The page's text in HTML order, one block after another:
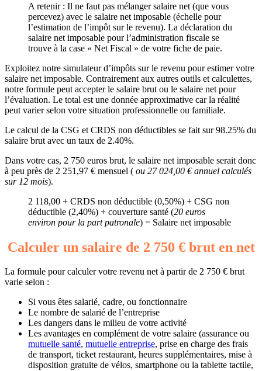
A retenir : Il ne faut pas mélanger salaire net (que vous
percevez) avec le salaire net imposable (échelle pour
l’estimation de l’impôt sur le revenu). La déclaration du
salaire net imposable pour l’administration fiscale se
trouve à la case « Net Fiscal » de votre fiche de paie.
Exploitez notre simulateur d’impôts sur le revenu pour estimer votre
salaire net imposable. Contrairement aux autres outils et calculettes,
notre formule peut accepter le salaire brut ou le salaire net pour
l’évaluation. Le total est une donnée approximative car la réalité
peut varier selon votre situation professionnelle ou familiale.
Le calcul de la CSG et CRDS non déductibles se fait sur 98.25% du
salaire brut avec un taux de 2.40%.
Dans votre cas, 2 750 euros brut, le salaire net imposable serait donc
à peu près de 2 251,97 € mensuel ( ou 27 024,00 € annuel calculés
sur 12 mois).
2 118,00 + CRDS non déductible (0,50%) + CSG non
déductible (2,40%) + couverture santé (20 euros
environ pour la part patronale) = Salaire net imposable
Calculer un salaire de 2 750 € brut en net
La formule pour calculer votre revenu net à partir de 2 750 € brut
varie selon :
Si vous êtes salarié, cadre, ou fonctionnaire
Le nombre de salarié de l’entreprise
Les dangers dans le milieu de votre activité
Les avantages en complément de votre salaire (assurance ou
mutuelle santé, mutuelle entreprise, prise en charge des frais
de transport, ticket restaurant, heures supplémentaires, mise à
disposition gratuite de vélos, smartphone ou la tablette tactile,